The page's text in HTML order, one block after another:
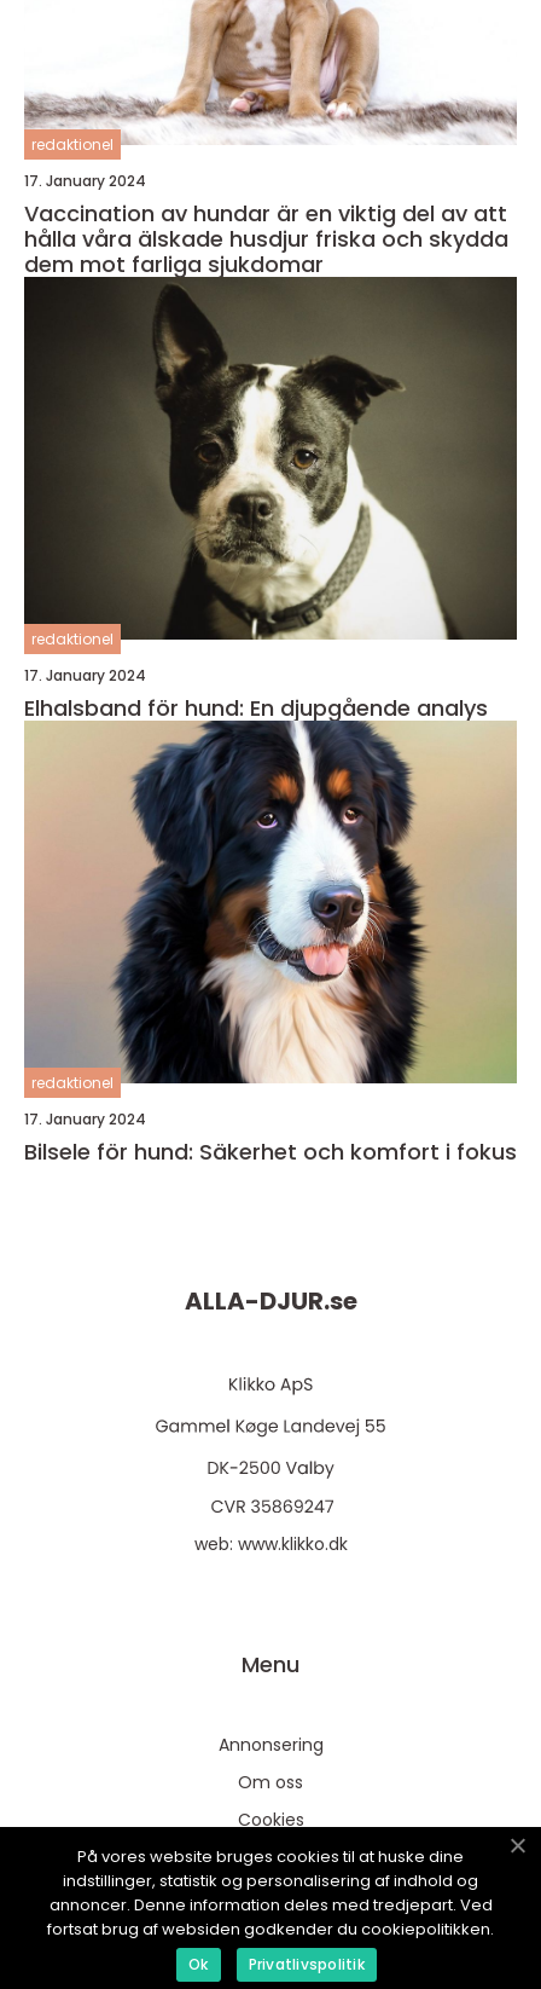
redaktionel
17. January 2024
Vaccination av hundar är en viktig del av att
hålla våra älskade husdjur friska och skydda
dem mot farliga sjukdomar
redaktionel
17. January 2024
Elhalsband för hund: En djupgående analys
redaktionel
17. January 2024
Bilsele för hund: Säkerhet och komfort i fokus
ALLA-DJUR.se
web: www.klikko.dk
Menu
Annonsering
Om oss
Cookies
Kontakta oss
Sitemap
På vores website bruges cookies til at huske dine
indstillinger, statistik og personalisering af indhold og
annoncer. Denne information deles med tredjepart. Ved
fortsat brug af websiden godkender du cookiepolitikken.
Ok Privatlivspolitik